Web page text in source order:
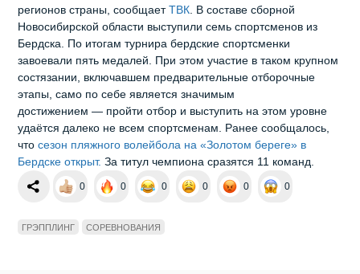
регионов страны, сообщаетТВК . В составе сборной
Новосибирской области выступили семь спортсменов из
Бердска. По итогам турнира бердские спортсменки
завоевали пять медалей. При этом участие в таком крупном
состязании, включавшем предварительные отборочные
этапы, само по себе является значимым
достижением — пройти отбор и выступить на этом уровне
удаётся далеко не всем спортсменам. Ранее сообщалось,
чтосезон пляжного волейбола на «Золотом береге» в
Бердске открыт.За титул чемпиона сразятся 11 команд.
0 0 0 0 0 0
ГРЭППЛИНГ СОРЕВНОВАНИЯ